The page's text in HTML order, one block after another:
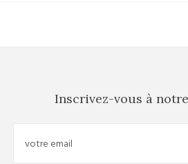
Inscrivez-vous à